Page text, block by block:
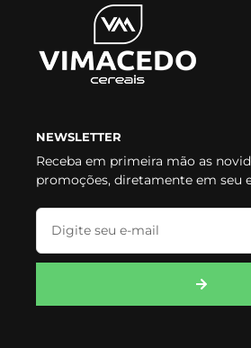
NEWSLETTER
Receba em primeira mão as
promoções, diretamente em seu